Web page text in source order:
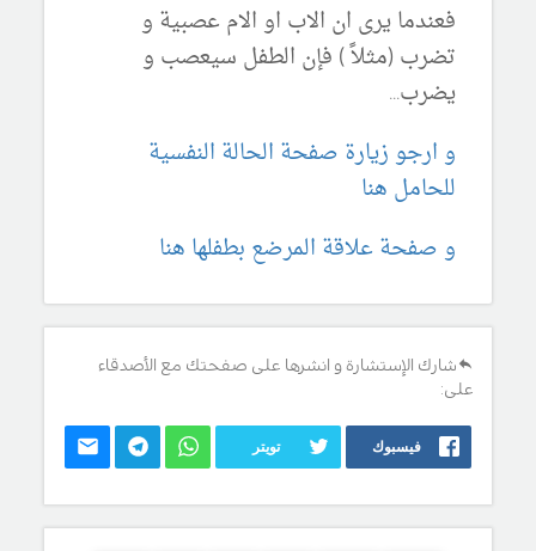
فعندما يرى ان الاب او الام عصبية و
تضرب (مثلاً ) فإن الطفل سيعصب و
يضرب...
و ارجو زيارة صفحة الحالة النفسية
للحامل هنا
و صفحة علاقة المرضع بطفلها هنا
شارك الإستشارة و انشرها على صفحتك مع الأصدقاء
على:
فيسبوك تويتر